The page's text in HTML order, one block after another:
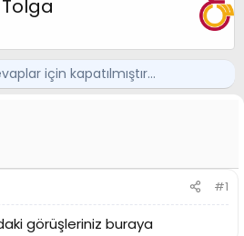
için kapatılmıştır...
#1
görüşleriniz buraya